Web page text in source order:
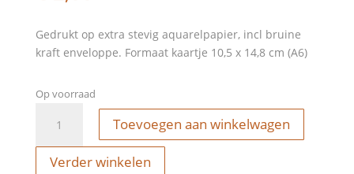
Gedrukt op extra stevig aquarelpapier, incl bruine
kraft enveloppe. Formaat kaartje 10,5 x 14,8 cm (A6)
Op voorraad
me
overol
Toevoegen aan winkelwagen
Verder winkelen